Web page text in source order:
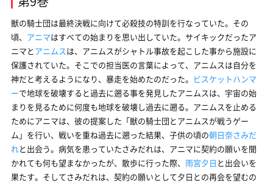
獣の騎士団は最終決戦に向けて必殺技の特訓を行なっていた。その
頃、 アニマはすべての始まりを思い出していた。サイキックだったア
ニマとアニムスは、アニムスがシャトル事故を起こした事から施設に
保護されていた。そこでの担当医の言葉によって、アニムスは自分を
神だと考えるようになり、暴走を始めたのだった。 ビスケットハンマ
ーで地球を破壊すると過去に遡る事を発見したアニムスは、宇宙の始
まりを見るために何度も地球を破壊し過去に遡る。アニムスを止める
ためにアニマは、彼の提案した「獣の騎士団とアニムスが戦うゲー
ム」を行い、戦いを重ね過去に遡った結果、子供の頃の朝日奈さみだ
れと出会う。病気を患っていたさみだれは、アニマに契約の願いを聞
かれても何も望まなかったが、散歩に行った際、 雨宮夕日 と出会いを
果たす。そしてさみだれは、契約の願いとして夕日との再会を望むの